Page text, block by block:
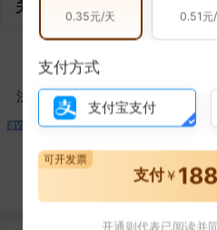
关联企业
1
法定代表人
所属集团
0.35元/天 0.51元
支付方式
支付宝支付
支付￥ 188
可开发票